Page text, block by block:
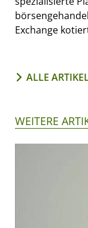
Exchange
ALLE
WEITERE